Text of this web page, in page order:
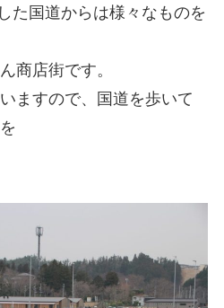
た国道からは様々なものを
商店街です。
ますので、国道を歩いて